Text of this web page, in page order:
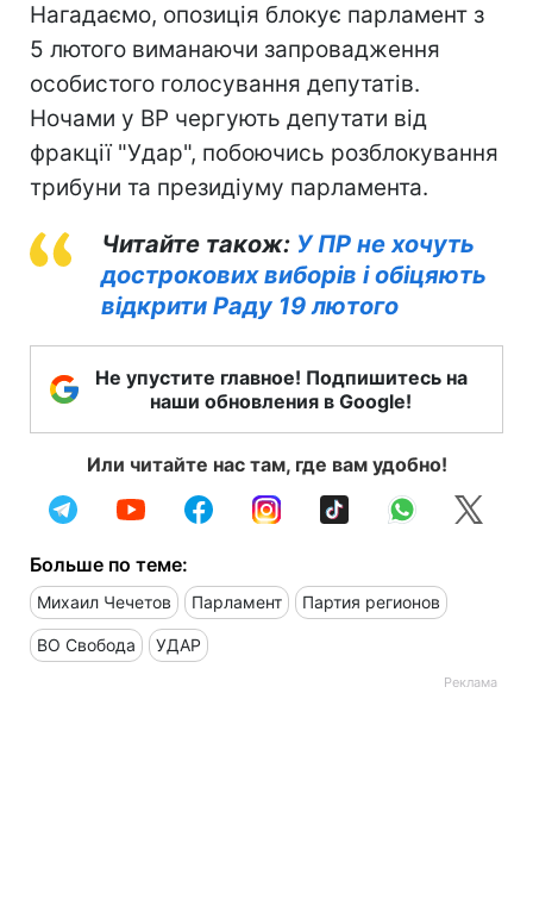
Нагадаємо, опозиція блокує парламент з
5 лютого виманаючи запровадження
особистого голосування депутатів.
Ночами у ВР чергують депутати від
фракції "Удар", побоючись розблокування
трибуни та президіуму парламента.
Читайте також: У ПР не хочуть
дострокових виборів і обіцяють
відкрити Раду 19 лютого
Не упустите главное! Подпишитесь на
наши обновления в Google!
Или читайте нас там, где вам удобно!
Больше по теме:
Михаил Чечетов Парламент Партия регионов
ВО Свобода УДАР